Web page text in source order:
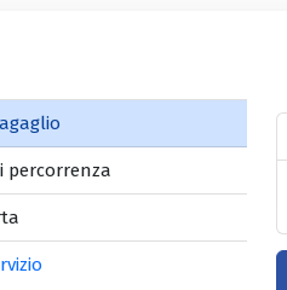
percorrenza